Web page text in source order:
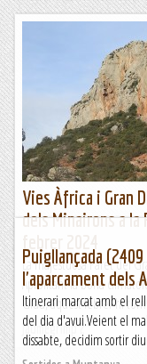
Vies Àfrica i Gran
dels Minairons a la
La majestuosa Paret del
Aprofitant la bona
Grau, aquest febrer hi
Jaumegrimp 2
Puigllançada
l'aparcament dels
Itinerari marcat amb el
del dia d'avui.Veient el
dissabte, decidim sortir